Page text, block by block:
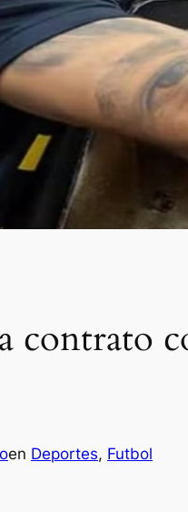
contrato
en Deportes, Futbol